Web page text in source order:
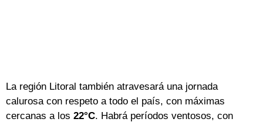
La región Litoral también atravesará una jornada
calurosa con respeto a todo el país, con máximas
cercanas a los 22°C. Habrá períodos ventosos, con